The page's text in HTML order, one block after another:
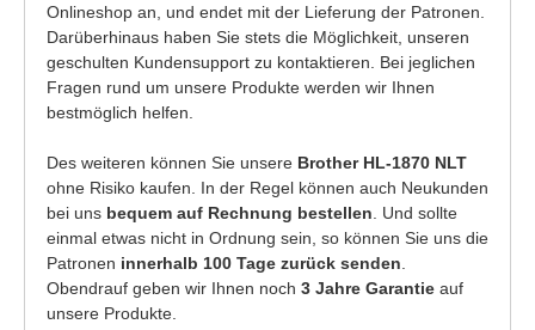
Onlineshop an, und endet mit der Lieferung der Patronen.
Darüberhinaus haben Sie stets die Möglichkeit, unseren
geschulten Kundensupport zu kontaktieren. Bei jeglichen
Fragen rund um unsere Produkte werden wir Ihnen
bestmöglich helfen.
Des weiteren können Sie unsere Brother HL-1870 NLT
ohne Risiko kaufen. In der Regel können auch Neukunden
bei uns bequem auf Rechnung bestellen . Und sollte
einmal etwas nicht in Ordnung sein, so können Sie uns die
Patronen innerhalb 100 Tage zurück senden
Obendrauf geben wir Ihnen noch 3 Jahre Garantie auf
unsere Produkte.